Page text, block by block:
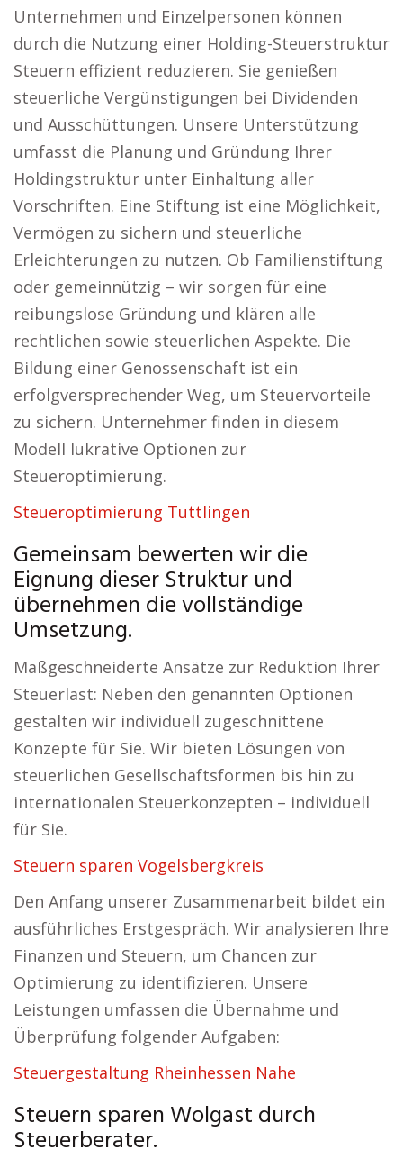
Unternehmen und Einzelpersonen können
durch die Nutzung einer Holding-Steuerstruktur
Steuern effizient reduzieren. Sie genießen
steuerliche Vergünstigungen bei Dividenden
und Ausschüttungen. Unsere Unterstützung
umfasst die Planung und Gründung Ihrer
Holdingstruktur unter Einhaltung aller
Vorschriften. Eine Stiftung ist eine Möglichkeit,
Vermögen zu sichern und steuerliche
Erleichterungen zu nutzen. Ob Familienstiftung
oder gemeinnützig – wir sorgen für eine
reibungslose Gründung und klären alle
rechtlichen sowie steuerlichen Aspekte. Die
Bildung einer Genossenschaft ist ein
erfolgversprechender Weg, um Steuervorteile
zu sichern. Unternehmer finden in diesem
Modell lukrative Optionen zur
Steueroptimierung.
Steueroptimierung Tuttlingen
Gemeinsam bewerten wir die
Eignung dieser Struktur und
übernehmen die vollständige
Umsetzung.
Maßgeschneiderte Ansätze zur Reduktion Ihrer
Steuerlast: Neben den genannten Optionen
gestalten wir individuell zugeschnittene
Konzepte für Sie. Wir bieten Lösungen von
steuerlichen Gesellschaftsformen bis hin zu
internationalen Steuerkonzepten – individuell
für Sie.
Steuern sparen Vogelsbergkreis
Den Anfang unserer Zusammenarbeit bildet ein
ausführliches Erstgespräch. Wir analysieren Ihre
Finanzen und Steuern, um Chancen zur
Optimierung zu identifizieren. Unsere
Leistungen umfassen die Übernahme und
Überprüfung folgender Aufgaben:
Steuergestaltung Rheinhessen Nahe
Steuern sparen Wolgast durch
Steuerberater.